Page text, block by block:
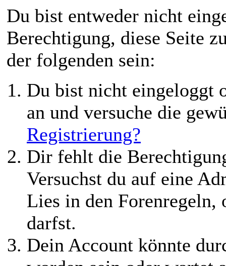
Du bist entweder nicht
Berechtigung, diese Seite
der folgenden sein:
Du bist nicht eingeloggt
an und versuche die
Registrierung?
Dir fehlt die
Versuchst du auf eine
Lies in den Forenregeln,
darfst.
Dein Account könnte